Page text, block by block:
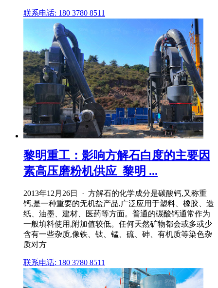
联系电话: 180 3780 8511
黎明重工：影响方解石白度的主要因
素高压磨粉机供应_黎明 ...
2013年12月26日 · 方解石的化学成分是碳酸钙,又称重
钙,是一种重要的无机盐产品,广泛应用于塑料、橡胶、造
纸、油墨、建材、医药等方面。普通的碳酸钙通常作为
一般填料使用,附加值较低。任何天然矿物都会或多或少
含有一些杂质,像铁、钛、锰、硫、砷、有机质等染色杂
质对方
联系电话: 180 3780 8511